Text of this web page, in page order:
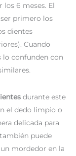
los 6 meses. El
primero los
dientes
Cuando
lo confunden con
durante este
el dedo limpio o
delicada para
puede
mordedor en la